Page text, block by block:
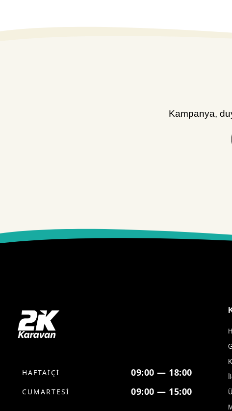
Kampanya,
HAFTAİÇİ 09:00 — 18:00
CUMARTESİ 09:00 — 15:00